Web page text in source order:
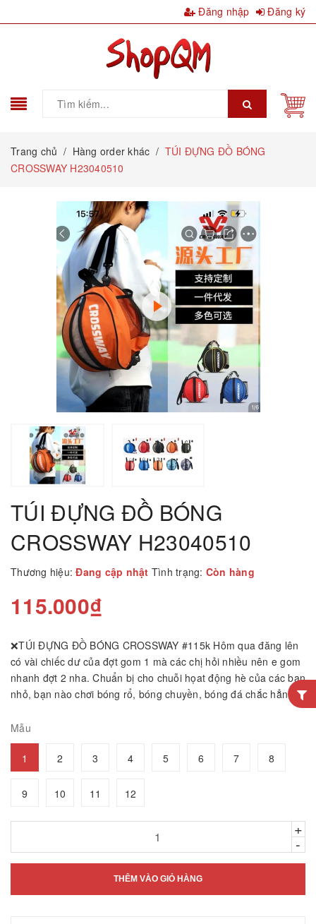
Đăng nhập Đăng ký
Trang chủ / Hàng order khác / TÚI ĐỰNG ĐỒ BÓNG
CROSSWAY H23040510
TÚI ĐỰNG ĐỒ BÓNG
CROSSWAY H23040510
Thương hiệu: Đang cập nhật Tình trạng: Còn hàng
115.000₫
❌TÚI ĐỰNG ĐỒ BÓNG CROSSWAY #115k Hôm qua đăng lên
có vài chiếc dư của đợt gom 1 mà các chị hỏi nhiều nên e gom
nhanh đợt 2 nha. Chuẩn bị cho chuỗi họat động hè của các bạn
nhỏ, bạn nào chơi bóng rổ, bóng chuyền, bóng đá chắc hẳn...
Mẫu
1 2 3 4 5 6 7 8
9 10 11 12
+
-
THÊM VÀO GIỎ HÀNG